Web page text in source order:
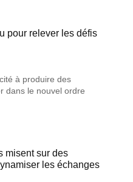
pour relever les défis
à produire des
dans le nouvel ordre
misent sur des
les échanges